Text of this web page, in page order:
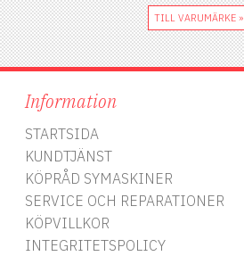
TILL VARUMÄRKE »
Information
STARTSIDA
KUNDTJÄNST
KÖPRÅD SYMASKINER
SERVICE OCH REPARATIONER
KÖPVILLKOR
INTEGRITETSPOLICY